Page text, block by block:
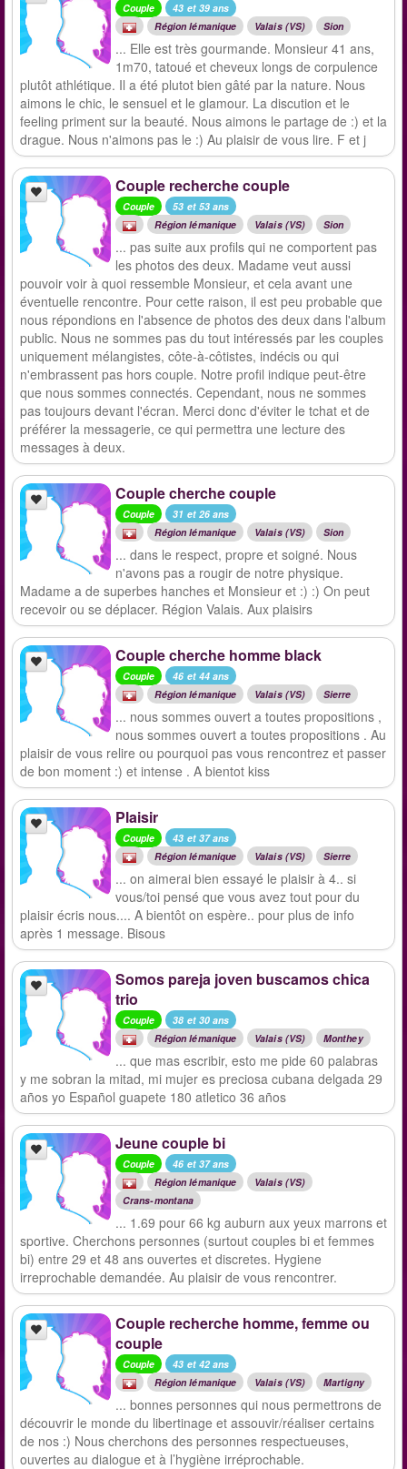
Couple
43 et 39 ans
Région lémanique
Valais (VS) Sion
... Elle est très gourmande. Monsieur 41 ans,
1m70, tatoué et cheveux longs de corpulence
plutôt athlétique. Il a été plutot bien gâté par la nature. Nous
aimons le chic, le sensuel et le glamour. La discution et le
feeling priment sur la beauté. Nous aimons le partage de :) et la
drague. Nous n'aimons pas le :) Au plaisir de vous lire. F et j
Couple recherche couple
Couple
53 et 53 ans
Région lémanique
Valais (VS) Sion
... pas suite aux profils qui ne comportent pas
les photos des deux. Madame veut aussi
pouvoir voir à quoi ressemble Monsieur, et cela avant une
éventuelle rencontre. Pour cette raison, il est peu probable que
nous répondions en l'absence de photos des deux dans l'album
public. Nous ne sommes pas du tout intéressés par les couples
uniquement mélangistes, côte-à-côtistes, indécis ou qui
n'embrassent pas hors couple. Notre profil indique peut-être
que nous sommes connectés. Cependant, nous ne sommes
pas toujours devant l'écran. Merci donc d'éviter le tchat et de
préférer la messagerie, ce qui permettra une lecture des
messages à deux.
Couple cherche couple
Couple
31 et 26 ans
Région lémanique
Valais (VS) Sion
... dans le respect, propre et soigné. Nous
n'avons pas a rougir de notre physique.
Madame a de superbes hanches et Monsieur et :) :) On peut
recevoir ou se déplacer. Région Valais. Aux plaisirs
Couple cherche homme black
Couple
46 et 44 ans
Région lémanique
Valais (VS) Sierre
... nous sommes ouvert a toutes propositions ,
nous sommes ouvert a toutes propositions . Au
plaisir de vous relire ou pourquoi pas vous rencontrez et passer
de bon moment :) et intense . A bientot kiss
Plaisir
Couple
43 et 37 ans
Région lémanique
Valais (VS) Sierre
... on aimerai bien essayé le plaisir à 4.. si
vous/toi pensé que vous avez tout pour du
plaisir écris nous.... A bientôt on espère.. pour plus de info
après 1 message. Bisous
Somos pareja joven buscamos chica
trio
Couple
38 et 30 ans
Région lémanique
Valais (VS) Monthey
... que mas escribir, esto me pide 60 palabras
y me sobran la mitad, mi mujer es preciosa cubana delgada 29
años yo Español guapete 180 atletico 36 años
Jeune couple bi
Couple
46 et 37 ans
Région lémanique
Valais (VS)
Crans-montana
... 1.69 pour 66 kg auburn aux yeux marrons et
sportive. Cherchons personnes (surtout couples bi et femmes
bi) entre 29 et 48 ans ouvertes et discretes. Hygiene
irreprochable demandée. Au plaisir de vous rencontrer.
Couple recherche homme, femme ou
couple
Couple
43 et 42 ans
Région lémanique
Valais (VS) Martigny
... bonnes personnes qui nous permettrons de
découvrir le monde du libertinage et assouvir/réaliser certains
de nos :) Nous cherchons des personnes respectueuses,
ouvertes au dialogue et à l’hygiène irréprochable.